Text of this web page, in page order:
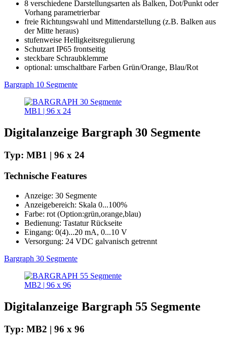
8 verschiedene Darstellungsarten als Balken, Dot/Punkt oder
Vorhang parametrierbar
freie Richtungswahl und Mittendarstellung (z.B. Balken aus
der Mitte heraus)
stufenweise Helligkeitsregulierung
Schutzart IP65 frontseitig
steckbare Schraubklemme
optional: umschaltbare Farben Grün/Orange, Blau/Rot
Bargraph 10 Segmente
MB1 | 96 x 24
Digitalanzeige Bargraph 30 Segmente
Typ: MB1 | 96 x 24
Technische Features
Anzeige: 30 Segmente
Anzeigebereich: Skala 0...100%
Farbe: rot (Option:grün,orange,blau)
Bedienung: Tastatur Rückseite
Eingang: 0(4)...20 mA, 0...10 V
Versorgung: 24 VDC galvanisch getrennt
Bargraph 30 Segmente
MB2 | 96 x 96
Digitalanzeige Bargraph 55 Segmente
Typ: MB2 | 96 x 96